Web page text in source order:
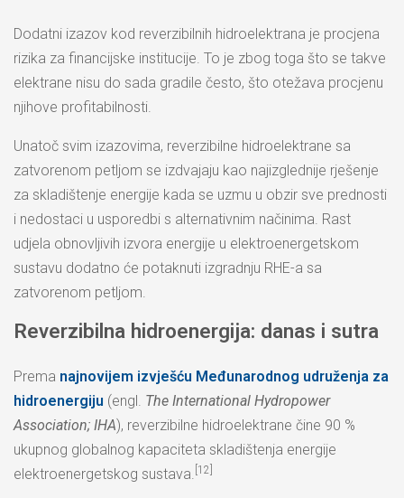
Dodatni izazov kod reverzibilnih hidroelektrana je procjena
rizika za financijske institucije. To je zbog toga što se takve
elektrane nisu do sada gradile često, što otežava procjenu
njihove profitabilnosti.
Unatoč svim izazovima, reverzibilne hidroelektrane sa
zatvorenom petljom se izdvajaju kao najizglednije rješenje
za skladištenje energije kada se uzmu u obzir sve prednosti
i nedostaci u usporedbi s alternativnim načinima. Rast
udjela obnovljivih izvora energije u elektroenergetskom
sustavu dodatno će potaknuti izgradnju RHE-a sa
zatvorenom petljom.
Reverzibilna hidroenergija: danas i sutra
Prema najnovijem izvješću Međunarodnog udruženja za
hidroenergiju (engl. The International Hydropower
Association; IHA), reverzibilne hidroelektrane čine 90 %
ukupnog globalnog kapaciteta skladištenja energije
elektroenergetskog sustava. [12]